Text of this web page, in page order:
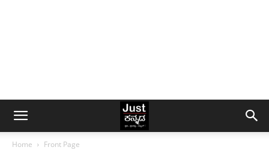
Home Front Page